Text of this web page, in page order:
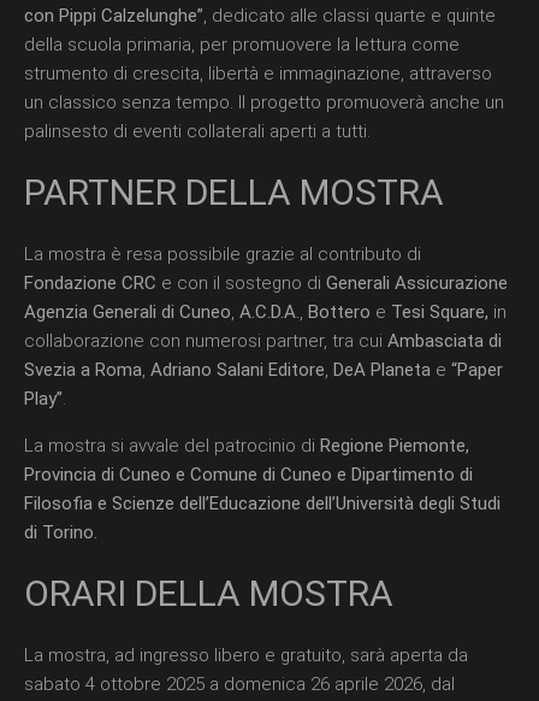
con Pippi Calzelunghe”, dedicato alle classi quarte e quinte
della scuola primaria, per promuovere la lettura come
strumento di crescita, libertà e immaginazione, attraverso
un classico senza tempo. Il progetto promuoverà anche un
palinsesto di eventi collaterali aperti a tutti.
PARTNER DELLA MOSTRA
La mostra è resa possibile grazie al contributo di
Fondazione CRC e con il sostegno di Generali Assicurazione
Agenzia Generali di Cuneo, A.C.D.A., Bottero e Tesi Square, in
collaborazione con numerosi partner, tra cui Ambasciata di
Svezia a Roma, Adriano Salani Editore, DeA Planeta e “Paper
Play”.
La mostra si avvale del patrocinio di Regione Piemonte,
Provincia di Cuneo e Comune di Cuneo e Dipartimento di
Filosofia e Scienze dell’Educazione dell’Università degli Studi
di Torino.
ORARI DELLA MOSTRA
La mostra, ad ingresso libero e gratuito, sarà aperta da
sabato 4 ottobre 2025 a domenica 26 aprile 2026, dal